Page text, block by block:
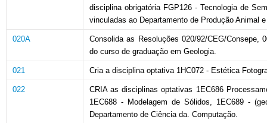
disciplina obrigatória FGP126 - Tecnologia de
vinculadas ao Departamento de Produção Animal
020A
Consolida as Resoluções 020/92/CEG/Consepe,
do curso de graduação em Geologia.
021 Cria a disciplina optativa 1HC072 - Estética
022
CRIA as disciplinas optativas 1EC686
1EC688 - Modelagem de Sólidos, 1EC689 -
Departamento de Ciência da. Computação.